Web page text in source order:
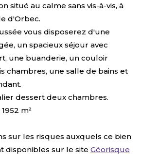
situé au calme sans vis-à-vis, à
d'Orbec.
vous disposerez d'une
un spacieux séjour avec
une buanderie, un couloir
chambres, une salle de bains et
dessert deux chambres.
m²
sur les risques auxquels ce bien
disponibles sur le site Géorisque